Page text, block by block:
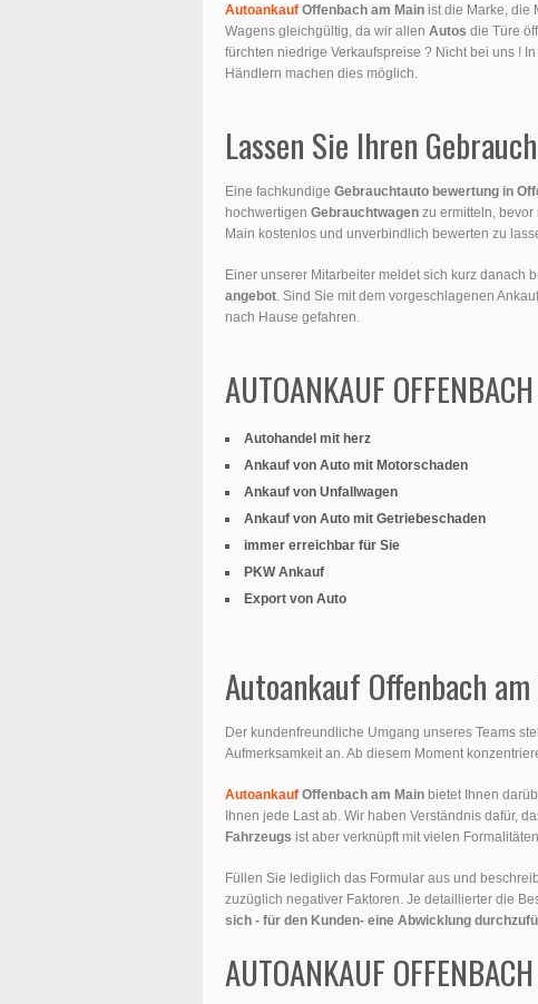
Autoankauf Offenbach am Main ist die Marke, die
Wagens gleichgültig, da wir allen Autos die Türe
fürchten niedrige Verkaufspreise ? Nicht bei uns !
Händlern machen dies möglich.
Lassen Sie Ihren
Eine fachkundige Gebrauchtauto bewertung in
hochwertigen Gebrauchtwagen zu ermitteln, bevor
Main kostenlos und unverbindlich bewerten zu
Einer unserer Mitarbeiter meldet sich kurz danach
angebot . Sind Sie mit dem vorgeschlagenen
nach Hause gefahren.
AUTOANKAUF
Autohandel mit herz
Ankauf von Auto mit Motorschaden
Ankauf von Unfallwagen
Ankauf von Auto mit Getriebeschaden
immer erreichbar für Sie
PKW Ankauf
Export von Auto
Autoankauf Offenbach
Der kundenfreundliche Umgang unseres Teams
Aufmerksamkeit an. Ab diesem Moment
Autoankauf Offenbach am Main bietet Ihnen
Ihnen jede Last ab. Wir haben Verständnis dafür,
Fahrzeugs ist aber verknüpft mit vielen
Füllen Sie lediglich das Formular aus und
zuzüglich negativer Faktoren. Je detaillierter die
sich - für den Kunden- eine Abwicklung
AUTOANKAUF